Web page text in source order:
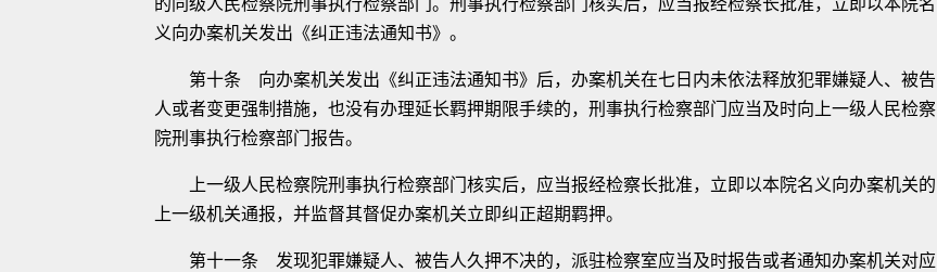
义向办案机关发出《纠正违法通知书》。
第十条 向办案机关发出《纠正违法通知书》后，办案机关在七日内未依法释放犯罪嫌疑人、被告
人或者变更强制措施，也没有办理延长羁押期限手续的，刑事执行检察部门应当及时向上一级人民检察
院刑事执行检察部门报告。
上一级人民检察院刑事执行检察部门核实后，应当报经检察长批准，立即以本院名义向办案机关的
上一级机关通报，并监督其督促办案机关立即纠正超期羁押。
第十一条 发现犯罪嫌疑人、被告人久押不决的，派驻检察室应当及时报告或者通知办案机关对应